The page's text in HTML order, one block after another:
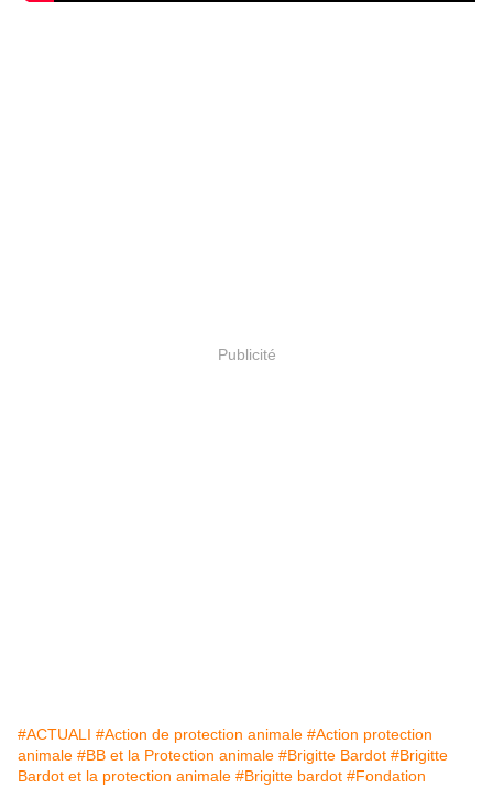
Publicité
#ACTUALI #Action de protection animale #Action protection
animale #BB et la Protection animale #Brigitte Bardot #Brigitte
Bardot et la protection animale #Brigitte bardot #Fondation